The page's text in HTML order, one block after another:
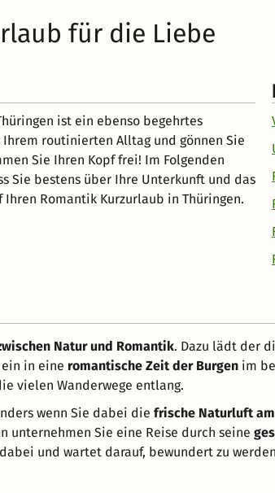
für die Liebe
ist ein ebenso begehrtes
routinierten Alltag und gönnen Sie
Sie Ihren Kopf frei! Im Folgenden
Sie bestens über Ihre Unterkunft und das
Romantik Kurzurlaub in Thüringen.
Natur und Romantik. Dazu lädt der
in eine romantische Zeit der Burgen im
vielen Wanderwege entlang.
wenn Sie dabei die frische Naturluft
unternehmen Sie eine Reise durch seine
und wartet darauf, bewundert zu